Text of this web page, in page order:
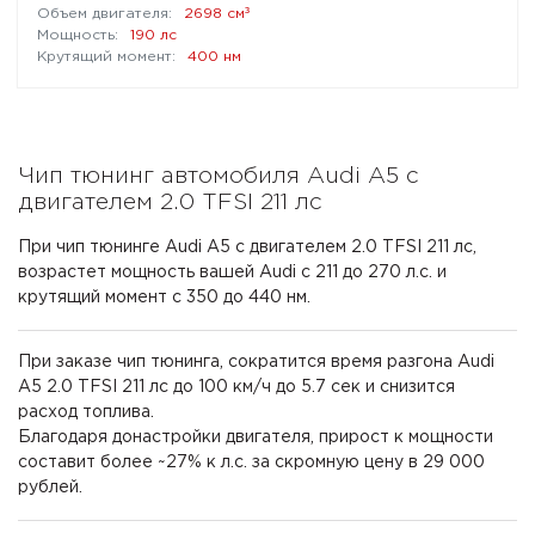
2698 см³
190 лс
400 нм
Чип тюнинг автомобиля Audi A5 с
двигателем 2.0 TFSI 211 лс
При чип тюнинге Audi A5 с двигателем 2.0 TFSI 211 лс,
возрастет мощность вашей Audi с 211 до 270 л.с. и
крутящий момент с 350 до 440 нм.
При заказе чип тюнинга, сократится время разгона Audi
A5 2.0 TFSI 211 лс до 100 км/ч до 5.7 сек и снизится
расход топлива.
Благодаря донастройки двигателя, прирост к мощности
составит более ~27% к л.с. за скромную цену в 29 000
рублей.